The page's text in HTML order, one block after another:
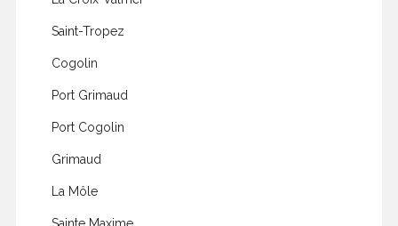
Saint-Tropez
Cogolin
Port Grimaud
Port Cogolin
Grimaud
La Môle